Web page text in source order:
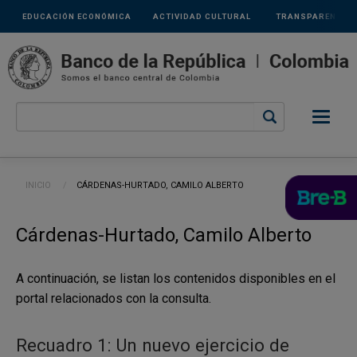
Pasar al contenido principal
Links
secundarios
ACTIVIDAD CULTURAL
EDUCACIÓN ECONÓMICA TRANSPARENCIA
Ruta de navegación
INICIO CURRENT:
CÁRDENAS-HURTADO, CAMILO ALBERTO
Cárdenas-Hurtado, Camilo Alberto
A continuación, se listan los contenidos disponibles en el
portal relacionados con la consulta.
Recuadro 1: Un nuevo ejercicio de